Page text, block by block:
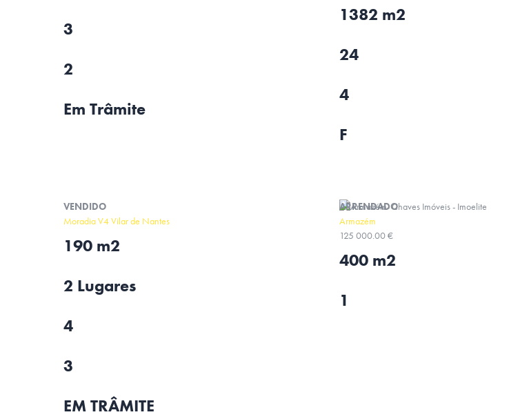
3
2
Em Trâmite
1382 m2
24
4
F
VENDIDO
Moradia V4 Vilar de Nantes
190 m2
2 Lugares
4
3
EM TRÂMITE
ARRENDADO
Armazém
125 000.00 €
400 m2
1